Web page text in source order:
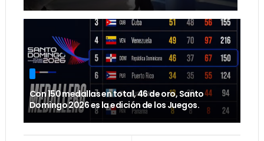
Con 150 medallas en total, 46 de oro, Santo
Domingo 2026 es la edición de los Juegos.